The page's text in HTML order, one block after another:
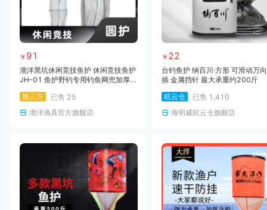
￥ 91
渤洋黑坑休闲竞技鱼护 休闲竞技鱼护
JH-01 鱼护野钓专用钓鱼网兜加厚
第三方
已售 25
渤洋渔具官方旗舰店
￥ 22
台钓鱼护 纳百川·方形 可滑动万
插 金属挡针 最大承重约200斤
杭云仓
已售 1,410
海明威杭云仓旗舰店